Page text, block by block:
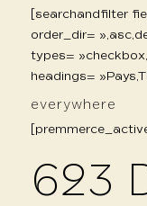
[searchandfilter
order_dir=
types=
headings=
everywhere
623